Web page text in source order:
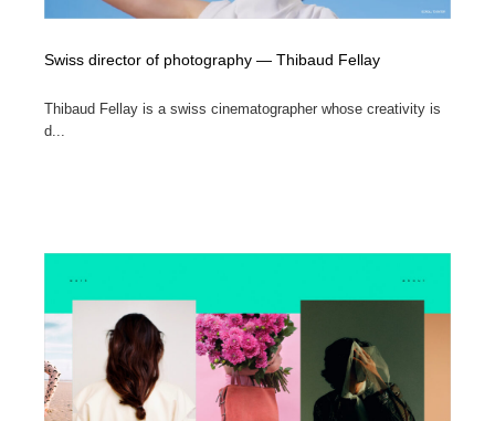
Swiss director of photography — Thibaud Fellay
Thibaud Fellay is a swiss cinematographer whose creativity is
d...